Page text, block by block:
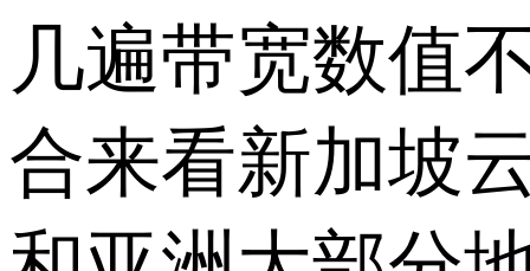
几遍带宽数值
合来看新加坡